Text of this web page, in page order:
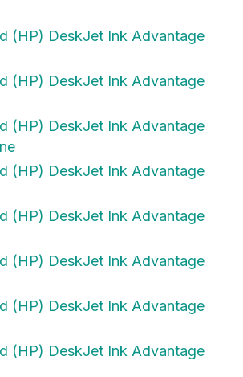
(HP) DeskJet Ink Advantage
(HP) DeskJet Ink Advantage
(HP) DeskJet Ink Advantage
(HP) DeskJet Ink Advantage
(HP) DeskJet Ink Advantage
(HP) DeskJet Ink Advantage
(HP) DeskJet Ink Advantage
(HP) DeskJet Ink Advantage